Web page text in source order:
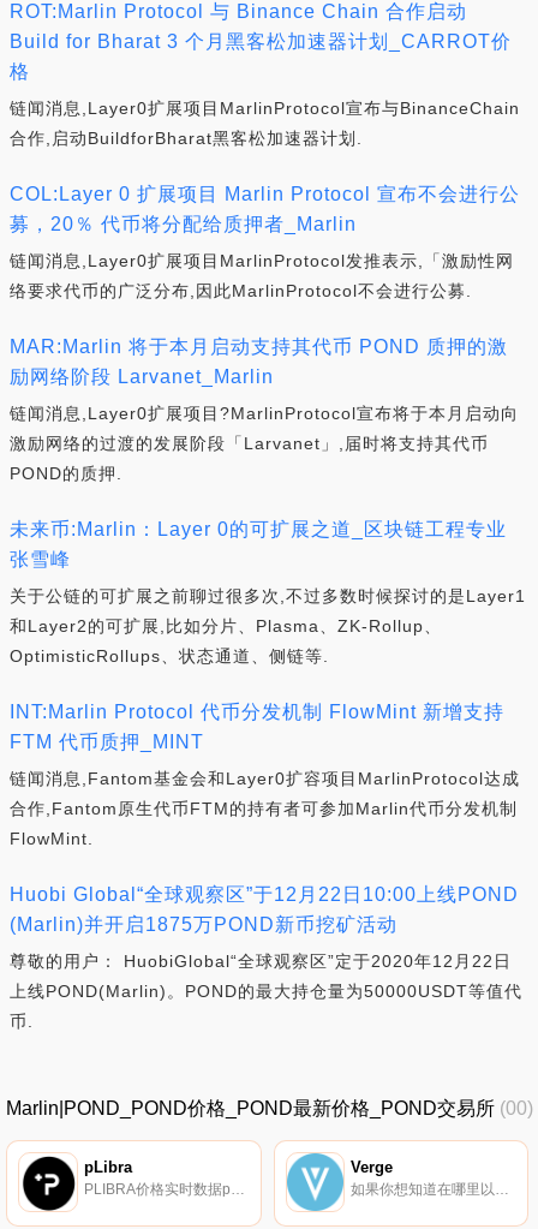
ROT:Marlin Protocol 与 Binance Chain 合作启动
Build for Bharat 3 个月黑客松加速器计划_CARROT价
格
链闻消息,Layer0扩展项目MarlinProtocol宣布与BinanceChain
合作,启动BuildforBharat黑客松加速器计划.
COL:Layer 0 扩展项目 Marlin Protocol 宣布不会进行公
募，20％ 代币将分配给质押者_Marlin
链闻消息,Layer0扩展项目MarlinProtocol发推表示,「激励性网
络要求代币的广泛分布,因此MarlinProtocol不会进行公募.
MAR:Marlin 将于本月启动支持其代币 POND 质押的激
励网络阶段 Larvanet_Marlin
链闻消息,Layer0扩展项目?MarlinProtocol宣布将于本月启动向
激励网络的过渡的发展阶段「Larvanet」,届时将支持其代币
POND的质押.
未来币:Marlin：Layer 0的可扩展之道_区块链工程专业
张雪峰
关于公链的可扩展之前聊过很多次,不过多数时候探讨的是Layer1
和Layer2的可扩展,比如分片、Plasma、ZK-Rollup、
OptimisticRollups、状态通道、侧链等.
INT:Marlin Protocol 代币分发机制 FlowMint 新增支持
FTM 代币质押_MINT
链闻消息,Fantom基金会和Layer0扩容项目MarlinProtocol达成
合作,Fantom原生代币FTM的持有者可参加Marlin代币分发机制
FlowMint.
Huobi Global“全球观察区”于12月22日10:00上线POND
(Marlin)并开启1875万POND新币挖矿活动
尊敬的用户： HuobiGlobal“全球观察区”定于2020年12月22日
上线POND(Marlin)。POND的最大持仓量为50000USDT等值代
币.
Marlin|POND_POND价格_POND最新价格_POND交易所 (00)
pLibra
PLIBRA价格实时数据pLIBRA是一个隐私保护协议,致力于保护Libra用户免受通过可信计算技术泄露的隐私。这是Phala.Network的首次应用,Phala.Nework是一个基于可信执行环境（TEE）的保密合同平台,旨在为企业和用户提供可信计算和数据保护的基础设施.
Verge
如果你想知道在哪里以当前价格购买Verge,目前交易{Verge]股票的顶级加密货币交易所是Binance、BingX、Gate.io、MEXC和BKEX。您可以在我们的加密货币交易所页面上找到其他列表.